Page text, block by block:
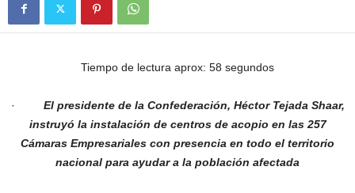
Tiempo de lectura aprox: 58 segundos
·
El presidente de la Confederación, Héctor Tejada Shaar,
instruyó la instalación de centros de acopio en las 257
Cámaras Empresariales con presencia en todo el territorio
nacional para ayudar a la población afectada